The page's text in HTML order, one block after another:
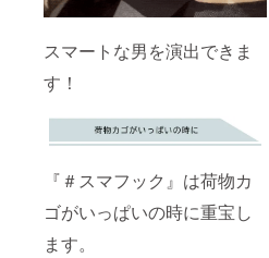
スマートな男を演出できま
す！
『＃スマフック』は荷物カ
ゴがいっぱいの時に重宝し
ます。